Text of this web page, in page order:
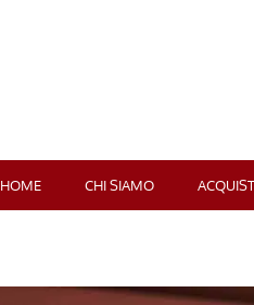
HOME CHI SIAMO